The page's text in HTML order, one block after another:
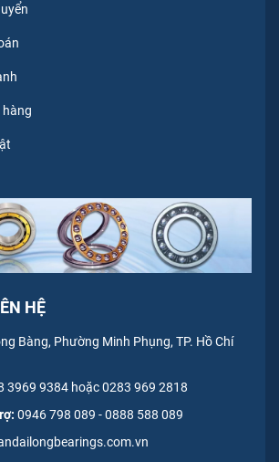
hàng
HỆ
Bàng, Phường Minh Phụng, TP. Hồ Chí
3969 9384 hoặc 0283 969 2818
0946 798 089 -0888 588 089